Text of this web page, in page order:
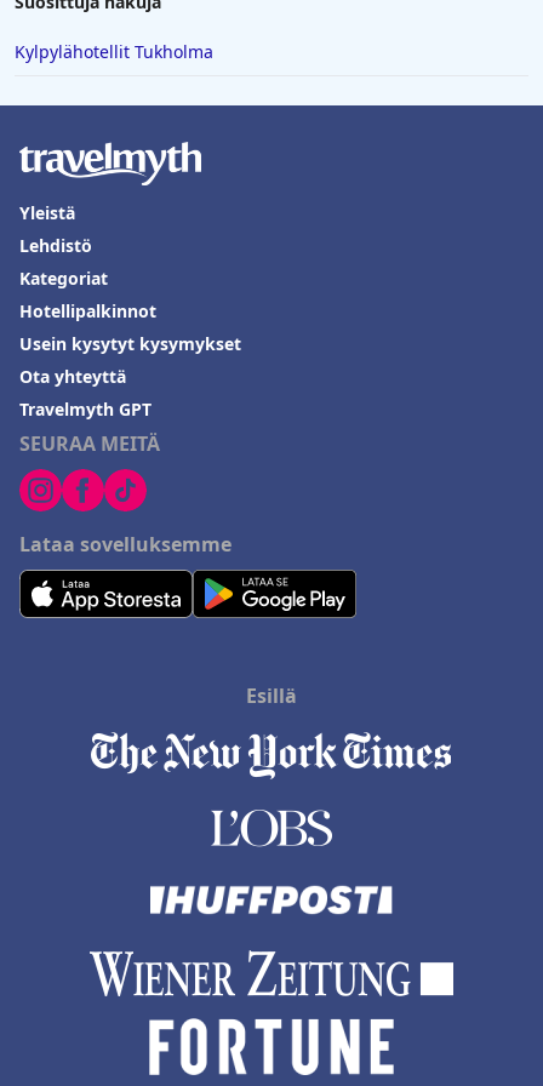
Kylpylähotellit Tukholma
SEURAA MEITÄ
Lataa sovelluksemme
Yleistä
Lehdistö
Kategoriat
Hotellipalkinnot
Usein kysytyt kysymykset
Ota yhteyttä
Travelmyth GPT
Esillä